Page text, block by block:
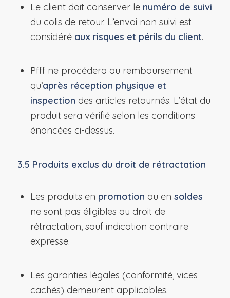
Le client doit conserver le numéro de suivi
du colis de retour. L’envoi non suivi est
considéré aux risques et périls du client.
Pfff ne procédera au remboursement
qu’après réception physique et
inspection des articles retournés. L’état du
produit sera vérifié selon les conditions
énoncées ci-dessus.
3.5 Produits exclus du droit de rétractation
Les produits en promotion ou en soldes
ne sont pas éligibles au droit de
rétractation, sauf indication contraire
expresse.
Les garanties légales (conformité, vices
cachés) demeurent applicables.